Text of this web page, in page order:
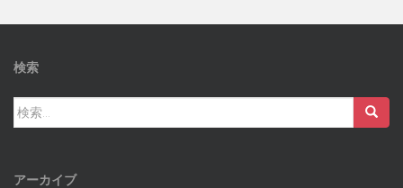
検索
検
索:
アーカイブ